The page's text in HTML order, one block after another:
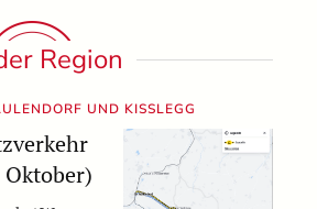
Region
UND KISSLEGG